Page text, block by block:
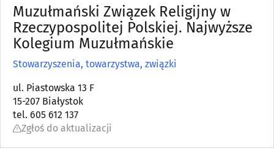
Fundacje(25)
Policja(7)
Stowarzyszenia, towarzystwa, związki
Straż pożarna(5)
Muzułmański Związek Religijny w
Rzeczypospolitej Polskiej. Najwyższe
Kolegium Muzułmańskie
Stowarzyszenia, towarzystwa, związki
ul. Piastowska 13 F
15-207 Białystok
tel. 605 612 137
Zgłoś do aktualizacji